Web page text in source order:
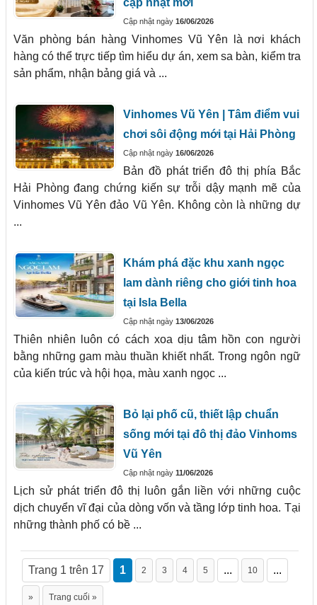
Cập nhật ngày 16/06/2026
Văn phòng bán hàng Vinhomes Vũ Yên là nơi khách
hàng có thể trực tiếp tìm hiểu dự án, xem sa bàn, kiểm tra
sản phẩm, nhận bảng giá và ...
Vinhomes Vũ Yên | Tâm điểm vui
chơi sôi động mới tại Hải Phòng
Cập nhật ngày 16/06/2026
Bản đồ phát triển đô thị phía Bắc
Hải Phòng đang chứng kiến sự trỗi dậy mạnh mẽ của
Vinhomes Vũ Yên đảo Vũ Yên. Không còn là những dự
...
Khám phá đặc khu xanh ngọc
lam dành riêng cho giới tinh hoa
tại Isla Bella
Cập nhật ngày 13/06/2026
Thiên nhiên luôn có cách xoa dịu tâm hồn con người
bằng những gam màu thuần khiết nhất. Trong ngôn ngữ
của kiến trúc và hội họa, màu xanh ngọc ...
Bỏ lại phố cũ, thiết lập chuẩn
sống mới tại đô thị đảo Vinhoms
Vũ Yên
Cập nhật ngày 11/06/2026
Lịch sử phát triển đô thị luôn gắn liền với những cuộc
dịch chuyển vĩ đại của dòng vốn và tầng lớp tinh hoa. Tại
những thành phố có bề ...
Trang 1 trên 17 1 2 3 4 5 ... 10 ...
» Trang cuối »